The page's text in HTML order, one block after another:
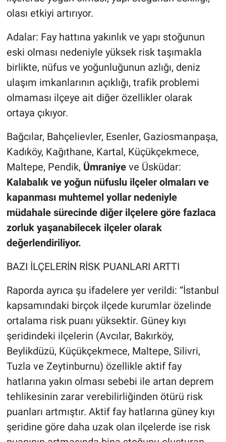
olası etkiyi artırıyor.
Adalar: Fay hattına yakınlık ve yapı stoğunun
eski olması nedeniyle yüksek risk taşımakla
birlikte, nüfus ve yoğunluğunun azlığı, deniz
ulaşım imkanlarının açıklığı, trafik problemi
olmaması ilçeye ait diğer özellikler olarak
ortaya çıkıyor.
Bağcılar, Bahçelievler, Esenler, Gaziosmanpaşa,
Kadıköy, Kağıthane, Kartal, Küçükçekmece,
Maltepe, Pendik, Ümraniyeve Üsküdar:
Kalabalık ve yoğun nüfuslu ilçeler olmaları ve
kapanması muhtemel yollar nedeniyle
müdahale sürecinde diğer ilçelere göre fazlaca
zorluk yaşanabilecek ilçeler olarak
değerlendiriliyor.
BAZI İLÇELERİN RİSK PUANLARI ARTTI
Raporda ayrıca şu ifadelere yer verildi: “İstanbul
kapsamındaki birçok ilçede kurumlar özelinde
ortalama risk puanı yüksektir. Güney kıyı
şeridindeki ilçelerin (Avcılar, Bakırköy,
Beylikdüzü, Küçükçekmece, Maltepe, Silivri,
Tuzla ve Zeytinburnu) özellikle aktif fay
hatlarına yakın olması sebebi ile artan deprem
tehlikesinin zarar verebilirliğinden ötürü risk
puanları artmıştır. Aktif fay hatlarına güney kıyı
şeridine göre daha uzak olan ilçelerde ise risk